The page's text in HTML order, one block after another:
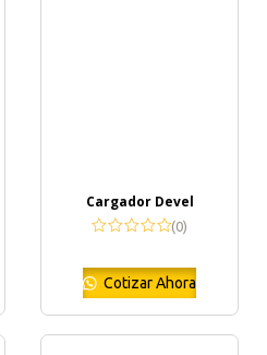
Cargador Devel
(0)
Cotizar Ahora